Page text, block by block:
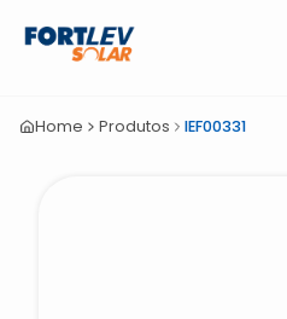
Home Produtos IEF00331